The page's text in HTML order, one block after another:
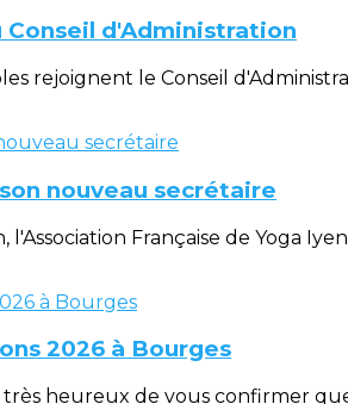
d'Administration
rejoignent le Conseil
nouveau secrétaire
Française de Yoga
2026 à Bourges
heureux de vous confirmer